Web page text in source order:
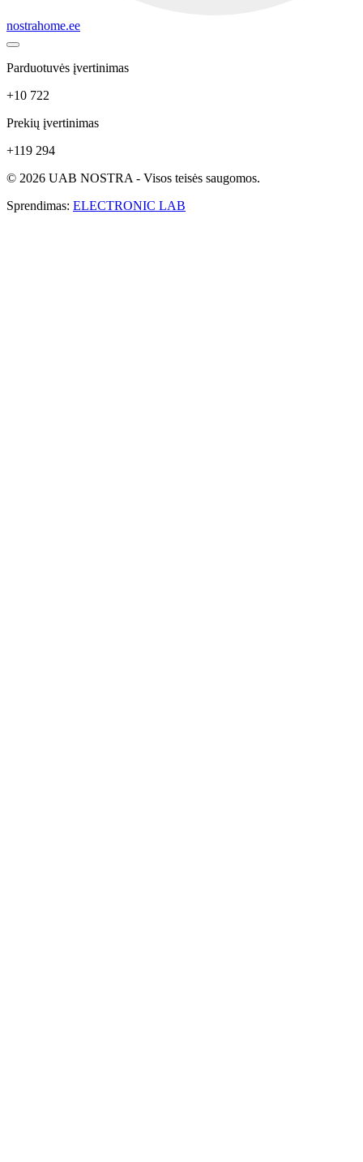
nostrahome.ee
Parduotuvės įvertinimas
+10 722
Prekių įvertinimas
+119 294
© 2026 UAB NOSTRA - Visos teisės saugomos.
Sprendimas: ELECTRONIC LAB